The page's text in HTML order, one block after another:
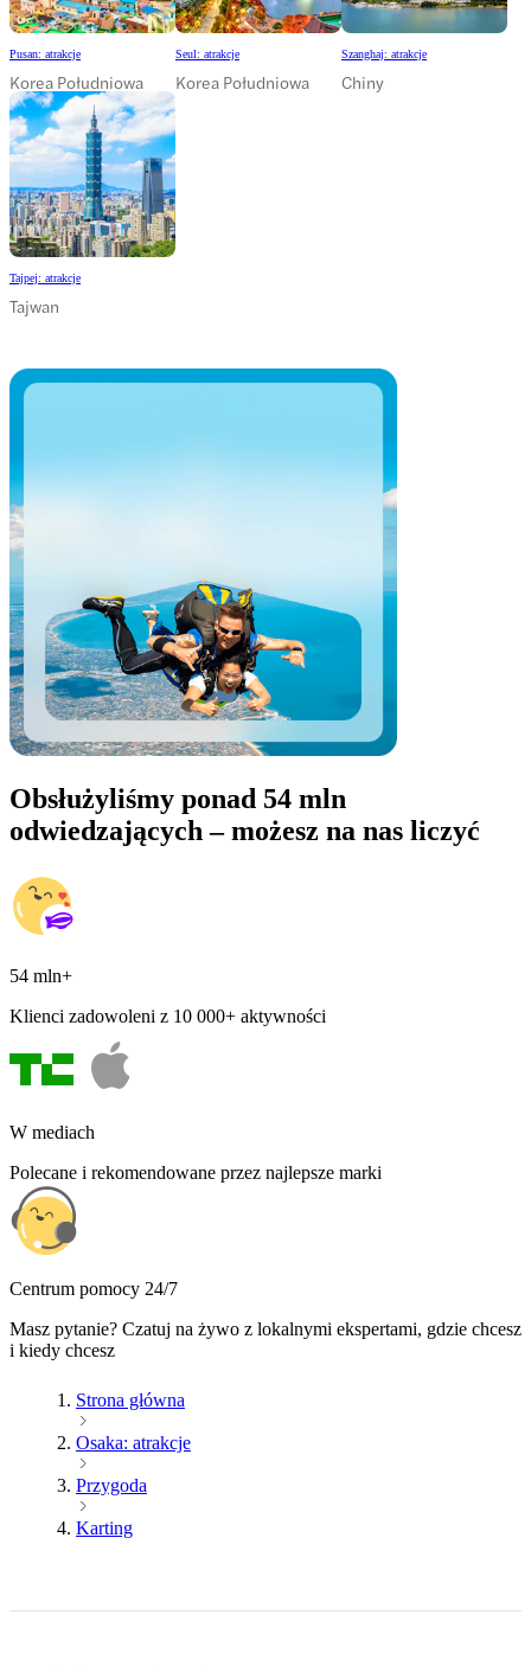
Pusan: atrakcje
Korea Południowa
Seul: atrakcje
Korea Południowa
Szanghaj: atrakcje
Chiny
Tajpej: atrakcje
Tajwan
Obsłużyliśmy ponad 54 mln
odwiedzających – możesz na nas liczyć
54 mln+
Klienci zadowoleni z 10 000+ aktywności
W mediach
Polecane i rekomendowane przez najlepsze marki
Centrum pomocy 24/7
Masz pytanie? Czatuj na żywo z lokalnymi ekspertami, gdzie chcesz
i kiedy chcesz
Strona główna
Osaka: atrakcje
Przygoda
Karting